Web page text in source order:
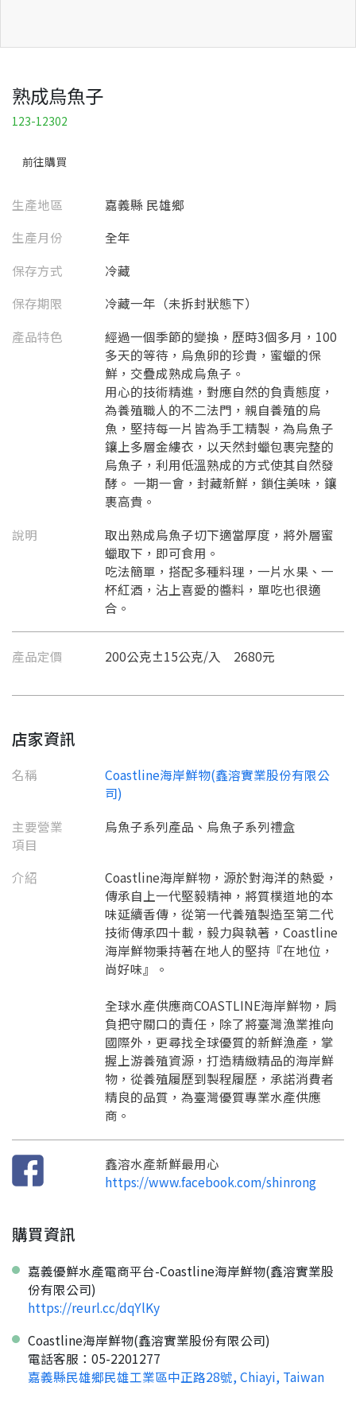
熟成烏魚子
123-12302
前往購買
生產地區
嘉義縣 民雄鄉
生產月份
全年
保存方式
冷藏
保存期限
冷藏一年（未拆封狀態下）
產品特色
經過一個季節的變換，歷時3個多月，100
多天的等待，烏魚卵的珍貴，蜜蠟的保
鮮，交疊成熟成烏魚子。
用心的技術精進，對應自然的負責態度，
為養殖職人的不二法門，親自養殖的烏
魚，堅持每一片皆為手工精製，為烏魚子
鑲上多層金縷衣，以天然封蠟包裹完整的
烏魚子，利用低溫熟成的方式使其自然發
酵。 一期一會，封藏新鮮，鎖住美味，鑲
裹高貴。
說明
取出熟成烏魚子切下適當厚度，將外層蜜
蠟取下，即可食用。
吃法簡單，搭配多種料理，一片水果、一
杯紅酒，沾上喜愛的醬料，單吃也很適
合。
產品定價 200公克±15公克/入 2680元
店家資訊
名稱
Coastline海岸鮮物(鑫溶實業股份有限公
司)
主要營業
項目
烏魚子系列產品、烏魚子系列禮盒
介紹
Coastline海岸鮮物，源於對海洋的熱愛，
傳承自上一代堅毅精神，將質樸道地的本
味延續香傳，從第一代養殖製造至第二代
技術傳承四十載，毅力與執著，Coastline
海岸鮮物秉持著在地人的堅持『在地位，
尚好味』。
全球水產供應商COASTLINE海岸鮮物，肩
負把守關口的責任，除了將臺灣漁業推向
國際外，更尋找全球優質的新鮮漁產，掌
握上游養殖資源，打造精緻精品的海岸鮮
物，從養殖履歷到製程履歷，承諾消費者
精良的品質，為臺灣優質專業水產供應
商。
鑫溶水產新鮮最用心
https://www.facebook.com/shinrong
購買資訊
嘉義優鮮水產電商平台-Coastline海岸鮮物(鑫溶實業股
份有限公司)
https://reurl.cc/dqYlKy
Coastline海岸鮮物(鑫溶實業股份有限公司)
電話客服：05-2201277
嘉義縣民雄鄉民雄工業區中正路28號, Chiayi, Taiwan
嗨~這個 LINE 帳號還沒有註冊過，
只要驗證手機號碼就能完成註冊。
您要繼續嗎？
返回 繼續註冊
請加入LINE好友
請掃描或點擊 QR code
加入「嘉義優鮮」LINE 好友，
才能繼續註冊喔。
點擊加入 LINE 好友
返回 繼續註冊
註冊完成
註冊完成了！
開始填寫申請資料吧~
訊息
確認
要申請新產品嗎？
您的申請資料正在等候審查中，
要申請新產品嗎？
返回首頁
要看申請秘笈嗎？
想知道怎麼做更容易通過審核嗎？
看看申請教學吧！
直接申請
返回首頁